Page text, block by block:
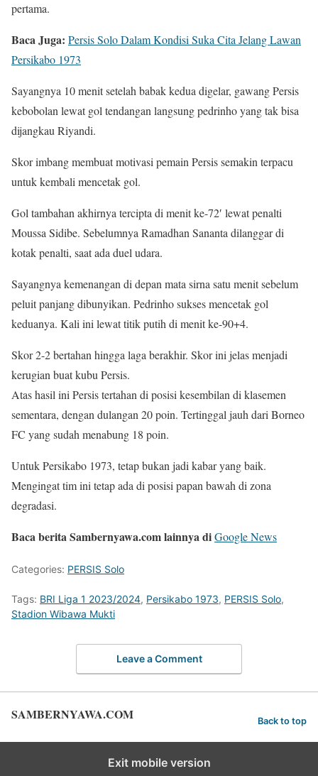
pertama.
Baca Juga: Persis Solo Dalam Kondisi Suka Cita Jelang Lawan
Persikabo 1973
Sayangnya 10 menit setelah babak kedua digelar, gawang Persis
kebobolan lewat gol tendangan langsung pedrinho yang tak bisa
dijangkau Riyandi.
Skor imbang membuat motivasi pemain Persis semakin terpacu
untuk kembali mencetak gol.
Gol tambahan akhirnya tercipta di menit ke-72′ lewat penalti
Moussa Sidibe. Sebelumnya Ramadhan Sananta dilanggar di
kotak penalti, saat ada duel udara.
Sayangnya kemenangan di depan mata sirna satu menit sebelum
peluit panjang dibunyikan. Pedrinho sukses mencetak gol
keduanya. Kali ini lewat titik putih di menit ke-90+4.
Skor 2-2 bertahan hingga laga berakhir. Skor ini jelas menjadi
kerugian buat kubu Persis.
Atas hasil ini Persis tertahan di posisi kesembilan di klasemen
sementara, dengan dulangan 20 poin. Tertinggal jauh dari Borneo
FC yang sudah menabung 18 poin.
Untuk Persikabo 1973, tetap bukan jadi kabar yang baik.
Mengingat tim ini tetap ada di posisi papan bawah di zona
degradasi.
Baca berita Sambernyawa.com lainnya diGoogle News
Categories: PERSIS Solo
Tags: BRI Liga 1 2023/2024, Persikabo 1973, PERSIS Solo,
Stadion Wibawa Mukti
Leave a Comment
SAMBERNYAWA.COM Back to top
Exit mobile version